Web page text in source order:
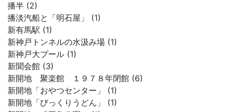
播半 (2)
播淡汽船と「明石屋」 (1)
新有馬駅 (1)
新神戸トンネルの水汲み場 (1)
新神戸大プール (1)
新聞会館 (3)
新開地 聚楽館 １９７８年閉館 (6)
新開地「おやつセンター」 (1)
新開地「びっくりうどん」 (1)